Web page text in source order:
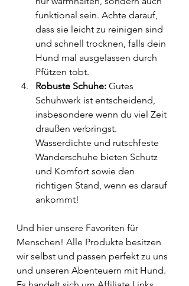
funktional sein. Achte darauf,
dass sie leicht zu reinigen sind
und schnell trocknen, falls dein
Hund mal ausgelassen durch
Pfützen tobt.
Robuste Schuhe: Gutes
Schuhwerk ist entscheidend,
insbesondere wenn du viel Zeit
draußen verbringst.
Wasserdichte und rutschfeste
Wanderschuhe bieten Schutz
und Komfort sowie den
richtigen Stand, wenn es darauf
ankommt!
Und hier unsere Favoriten für
Menschen! Alle Produkte besitzen
wir selbst und passen perfekt zu uns
und unseren Abenteuern mit Hund.